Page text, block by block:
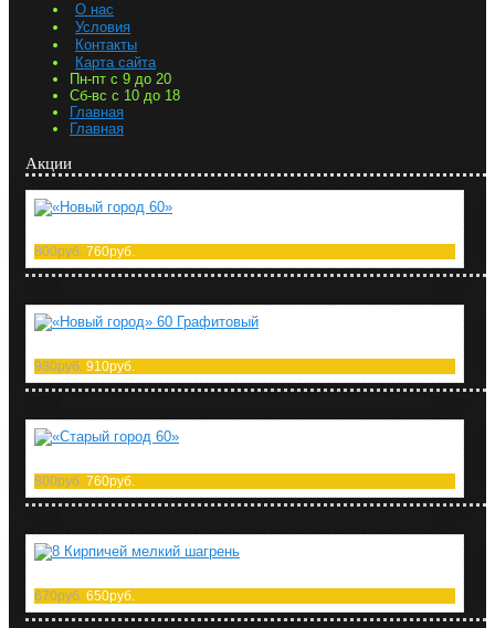
О нас
Условия
Контакты
Карта сайта
Пн-пт с 9 до 20
Сб-вс с 10 до 18
Главная
Главная
Акции
800руб. 760руб.
980руб. 910руб.
800руб. 760руб.
670руб. 650руб.